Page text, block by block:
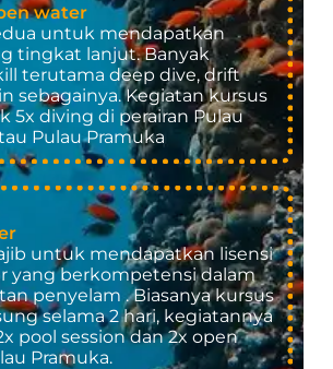
water
untuk mendapatkan
tingkat lanjut. Banyak
terutama deep dive, drift
sebagainya. Kegiatan kursus
5x diving di perairan Pulau
Pulau Pramuka
untuk mendapatkan lisensi
yang berkompetensi dalam
penyelam . Biasanya kursus
selama 2 hari, kegiatannya
pool session dan 2x open
Pramuka.